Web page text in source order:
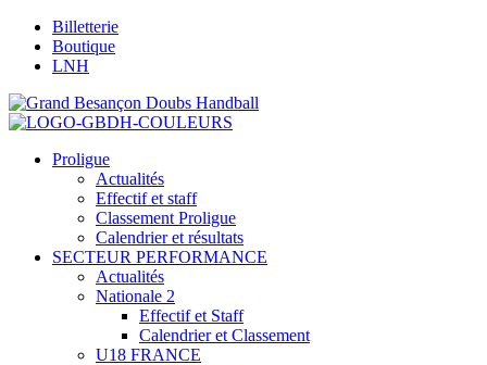
Billetterie
Boutique
LNH
Proligue
Actualités
Effectif et staff
Classement Proligue
Calendrier et résultats
SECTEUR PERFORMANCE
Actualités
Nationale 2
Effectif et Staff
Calendrier et Classement
U18 FRANCE